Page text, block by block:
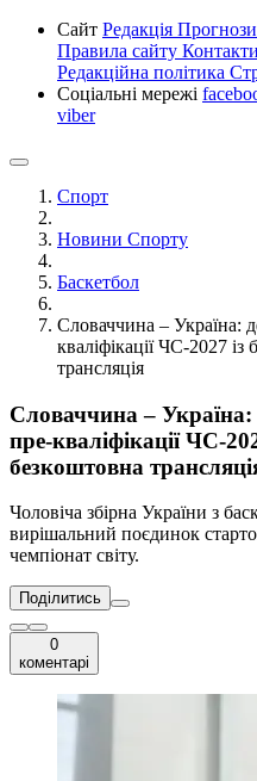
Сайт Редакція Прогнози
Правила сайту Контакти
Редакційна політика
Соціальні мережі
viber
Спорт
Новини Спорту
Баскетбол
Словаччина – Україна:
кваліфікації ЧС-2027
трансляція
Словаччина –
пре-кваліфікації ЧС-
безкоштовна
Чоловіча збірна України з
вирішальний поєдинок
чемпіонат світу.
Поділитись
0
коментарі